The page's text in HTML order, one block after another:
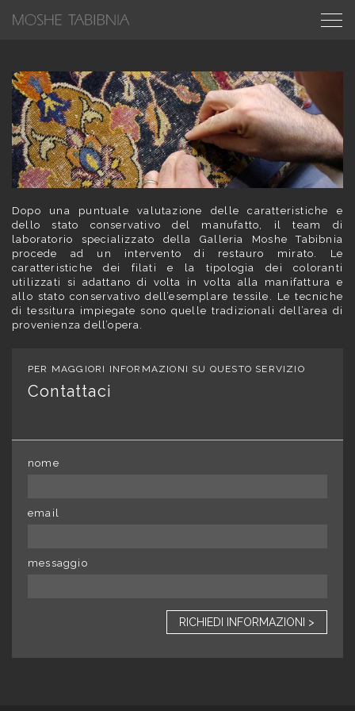
Dopo una puntuale valutazione delle caratteristiche e
dello stato conservativo del manufatto, il team di
laboratorio specializzato della Galleria Moshe Tabibnia
procede ad un intervento di restauro mirato. Le
caratteristiche dei filati e la tipologia dei coloranti
utilizzati si adattano di volta in volta alla manifattura e
allo stato conservativo dell’esemplare tessile. Le tecniche
di tessitura impiegate sono quelle tradizionali dell’area di
provenienza dell’opera.
PER MAGGIORI INFORMAZIONI SU QUESTO SERVIZIO
Contattaci
nome
email
messaggio